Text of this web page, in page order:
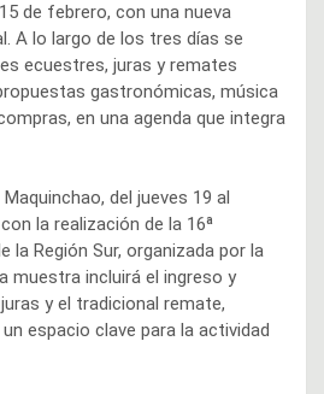
de febrero, con una nueva
A lo largo de los tres días se
ecuestres, juras y remates
gastronómicas, música
en una agenda que integra
del jueves 19 al
la realización de la 16ª
la Región Sur, organizada por la
muestra incluirá el ingreso y
y el tradicional remate,
espacio clave para la actividad